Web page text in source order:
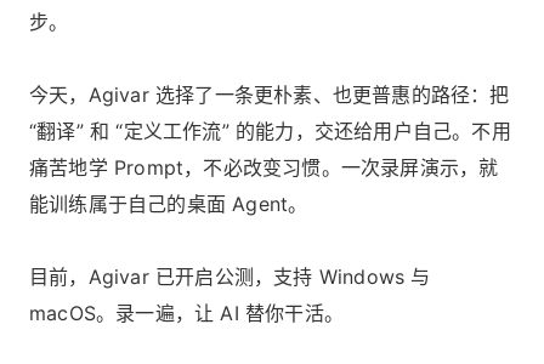
步。
今天，Agivar 选择了一条更朴素、也更普惠的路径：把
“翻译” 和 “定义工作流” 的能力，交还给用户自己。不用
痛苦地学 Prompt，不必改变习惯。一次录屏演示，就
能训练属于自己的桌面 Agent。
目前，Agivar 已开启公测，支持 Windows 与
macOS。录一遍，让 AI 替你干活。